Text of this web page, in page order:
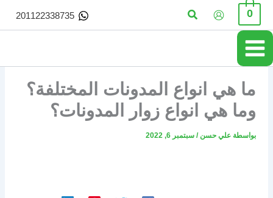
تخطي
المحتوى
0 البحث 201122338735
ما هي انواع المدونات المختلفة؟
وما هي انواع زوار المدونات؟
بواسطة علي حسن/ سبتمبر 6, 2022